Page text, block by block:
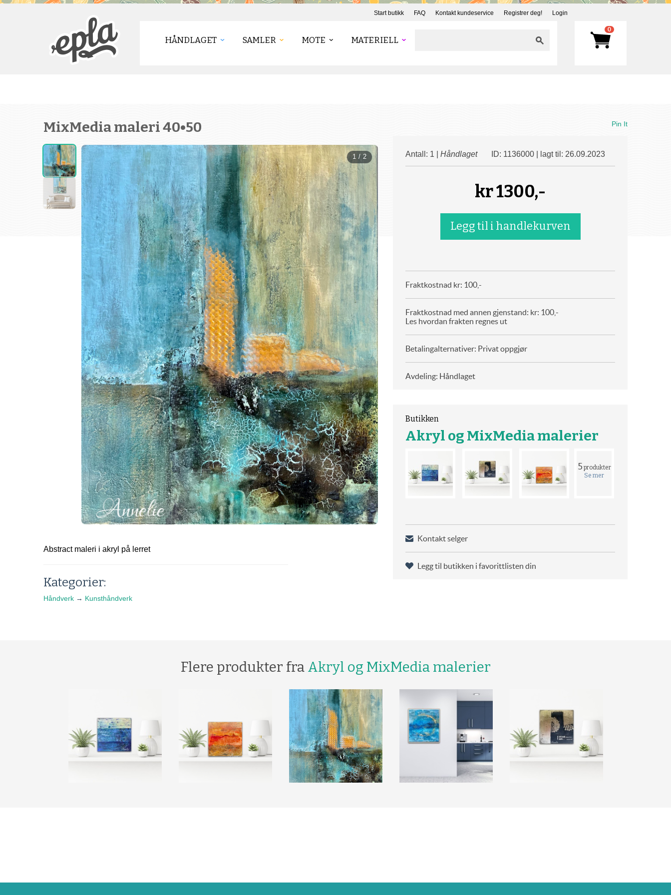
Start butikk FAQ Kontakt kundeservice Registrer deg! Login
HÅNDLAGET SAMLER MOTE MATERIELL
0
MixMedia maleri 40•50
1 / 2
Abstract maleri i akryl på lerret
Kategorier:
Håndverk → Kunsthåndverk
Pin It
Antall: 1 | Håndlaget ID: 1136000 | lagt til: 26.09.2023
kr1300,-
Fraktkostnad kr: 100,-
Fraktkostnad med annen gjenstand: kr: 100,-
Les hvordan frakten regnes ut
Betalingalternativer: Privat oppgjør
Avdeling: Håndlaget
Butikken
Akryl og MixMedia malerier
5 produkter
Se mer
Kontakt selger
Legg til butikken i favorittlisten din
Flere produkter fra Akryl og MixMedia malerier